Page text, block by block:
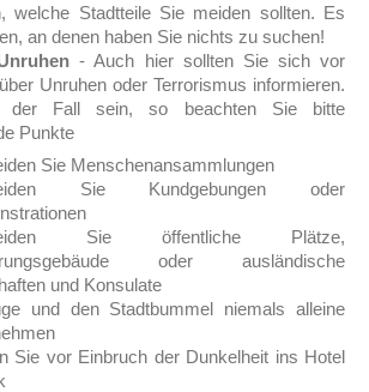
welche Stadtteile Sie meiden sollten. Es
an denen haben Sie nichts zu suchen!
- Auch hier sollten Sie sich vor
Unruhen oder Terrorismus informieren.
der Fall sein, so beachten Sie bitte
Punkte
Sie Menschenansammlungen
Sie Kundgebungen oder
Sie öffentliche Plätze,
oder ausländische
und Konsulate
und den Stadtbummel niemals alleine
Sie vor Einbruch der Dunkelheit ins Hotel